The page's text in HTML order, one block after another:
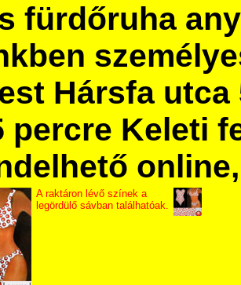
fürdőruha
Hársfa utca
percre Keleti
A raktáron lévő színek a
legördülő sávban találhatóak.